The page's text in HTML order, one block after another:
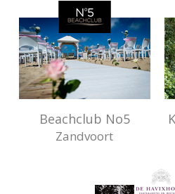
Beachclub No5
Zandvoort